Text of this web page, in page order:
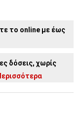
το online με έως
δόσεις, χωρίς